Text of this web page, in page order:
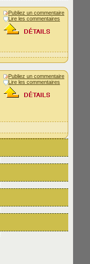
Publiez un commentaire
Lire les commentaires
Publiez un commentaire
Lire les commentaires